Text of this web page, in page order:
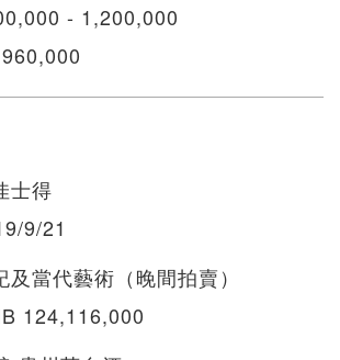
- 1,200,000
士得
9/21
當代藝術（晚間拍賣）
124,116,000